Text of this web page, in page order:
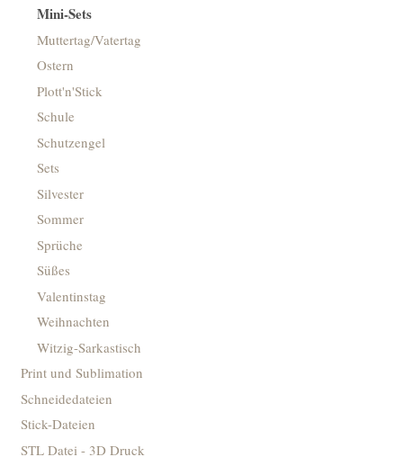
Mini-Sets
Muttertag/Vatertag
Ostern
Plott'n'Stick
Schule
Schutzengel
Sets
Silvester
Sommer
Sprüche
Süßes
Valentinstag
Weihnachten
Witzig-Sarkastisch
Print und Sublimation
Schneidedateien
Stick-Dateien
STL Datei - 3D Druck